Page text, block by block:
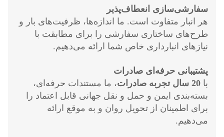
سفارشی‌سازی انعطاف‌پذیر
هر انبار متفاوت است. ما اندازه‌ها، ظرفیت‌های بار و
طرح‌های ساختاری سفارشی را برای مطابقت با
نیازهای انبارداری خاص شما ارائه می‌دهیم.
پشتیبانی حرفه‌ای صادرات
با 20 سال تجربه صادرات
، ما مستندات حرفه‌ای،
بسته‌بندی ایمن و حمل و نقل جهانی قابل اعتماد را
برای اطمینان از تحویل روان و به موقع ارائه
می‌دهیم.